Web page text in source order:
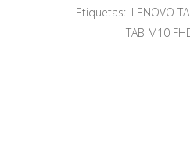
Etiquetas: LENOVO
TAB M10